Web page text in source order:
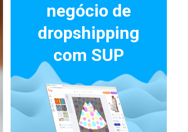
negócio de
dropshipping
com SUP